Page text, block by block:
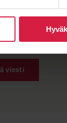
viesti